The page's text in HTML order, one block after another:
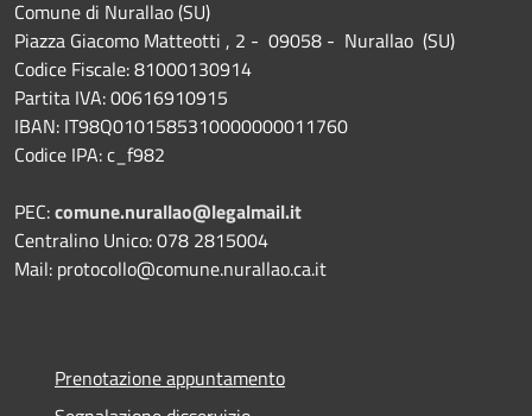
Comune di Nurallao (SU)
Piazza Giacomo Matteotti , 2 - 09058 - Nurallao (SU)
Codice Fiscale: 81000130914
Partita IVA: 00616910915
IBAN: IT98Q0101585310000000011760
Codice IPA: c_f982
PEC:comune.nurallao@legalmail.it
Centralino Unico: 078 2815004
Mail: protocollo@comune.nurallao.ca.it
Prenotazione appuntamento